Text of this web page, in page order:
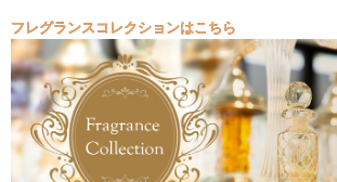
フレグランスコレクションはこちら